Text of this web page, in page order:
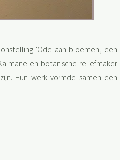
'Ode aan bloemen', een
en botanische reliëfmaker
Hun werk vormde samen een